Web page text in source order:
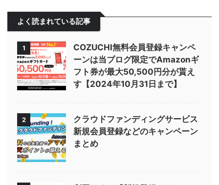
よく読まれている記事
1
COZUCHI無料会員登録キャンペ
ーンは当ブログ限定でAmazonギ
フト券が最大50,500円分が貰え
す【2024年10月31日まで】
2
クラウドファンディングサービス
新規会員登録などのキャンペーン
まとめ